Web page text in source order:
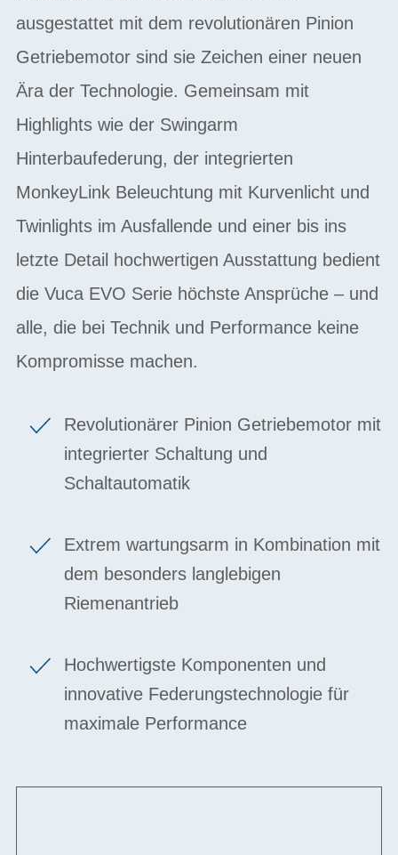
ausgestattet mit dem revolutionären Pinion
Getriebemotor sind sie Zeichen einer neuen
Ära der Technologie. Gemeinsam mit
Highlights wie der Swingarm
Hinterbaufederung, der integrierten
MonkeyLink Beleuchtung mit Kurvenlicht und
Twinlights im Ausfallende und einer bis ins
letzte Detail hochwertigen Ausstattung bedient
die Vuca EVO Serie höchste Ansprüche – und
alle, die bei Technik und Performance keine
Kompromisse machen.
Revolutionärer Pinion Getriebemotor mit
integrierter Schaltung und
Schaltautomatik
Extrem wartungsarm in Kombination mit
dem besonders langlebigen
Riemenantrieb
Hochwertigste Komponenten und
innovative Federungstechnologie für
maximale Performance